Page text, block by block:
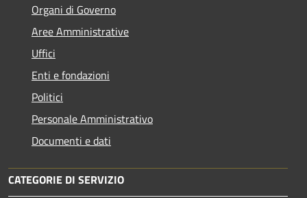
Organi di Governo
Aree Amministrative
Uffici
Enti e fondazioni
Politici
Personale Amministrativo
Documenti e dati
CATEGORIE DI SERVIZIO